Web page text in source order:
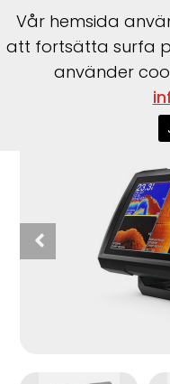
Vår hemsida
att fortsätta surfa
använder